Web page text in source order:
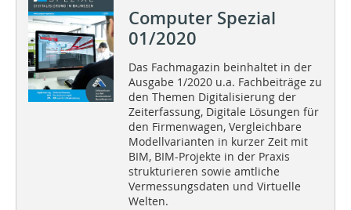
Computer Spezial
01/2020
Das Fachmagazin beinhaltet in der
Ausgabe 1/2020 u.a. Fachbeiträge zu
den Themen Digitalisierung der
Zeiterfassung, Digitale Lösungen für
den Firmenwagen, Vergleichbare
Modellvarianten in kurzer Zeit mit
BIM, BIM-Projekte in der Praxis
strukturieren sowie amtliche
Vermessungsdaten und Virtuelle
Welten.